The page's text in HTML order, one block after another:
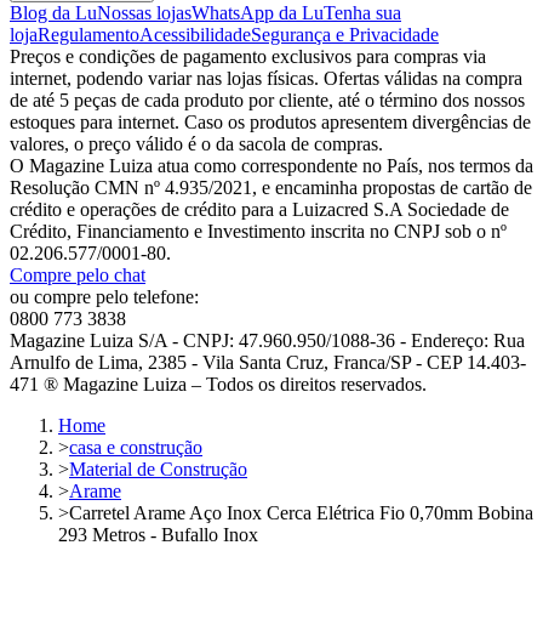
Blog da LuNossas lojasWhatsApp da LuTenha sua
lojaRegulamentoAcessibilidadeSegurança e Privacidade
Preços e condições de pagamento exclusivos para compras via
internet, podendo variar nas lojas físicas. Ofertas válidas na compra
de até 5 peças de cada produto por cliente, até o término dos nossos
estoques para internet. Caso os produtos apresentem divergências de
valores, o preço válido é o da sacola de compras.
O Magazine Luiza atua como correspondente no País, nos termos da
Resolução CMN nº 4.935/2021, e encaminha propostas de cartão de
crédito e operações de crédito para a Luizacred S.A Sociedade de
Crédito, Financiamento e Investimento inscrita no CNPJ sob o nº
02.206.577/0001-80.
Compre pelo chat
ou compre pelo telefone:
0800 773 3838
Magazine Luiza S/A - CNPJ: 47.960.950/1088-36 - Endereço: Rua
Arnulfo de Lima, 2385 - Vila Santa Cruz, Franca/SP - CEP 14.403-
471 ® Magazine Luiza – Todos os direitos reservados.
Home
>casa e construção
>Material de Construção
>Arame
>Carretel Arame Aço Inox Cerca Elétrica Fio 0,70mm Bobina
293 Metros - Bufallo Inox